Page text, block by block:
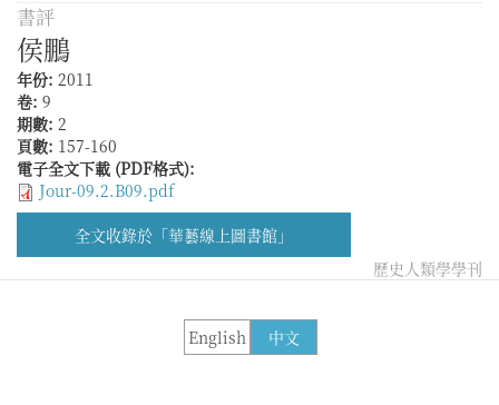
書評
侯鵬
年份: 2011
卷: 9
期數: 2
頁數: 157-160
電子全文下載 (PDF格式):
Jour-09.2.B09.pdf
全文收錄於「華藝線上圖書館」
歷史人類學學刊
中文
English